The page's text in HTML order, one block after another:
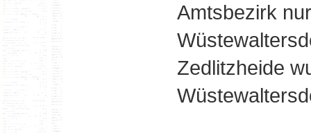
Amtsbezirk
Zedlitzheide